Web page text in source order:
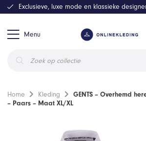
Menu
zoeken
Exclusieve, luxe mode en klassieke
Home Kleding
GENTS – Overhemd
– Paars – Maat XL/XL